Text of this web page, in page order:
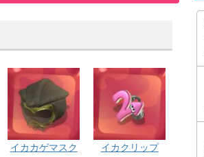
イカカゲマスク イカクリップ